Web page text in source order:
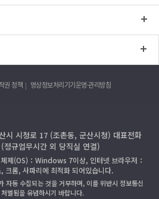
권 정책 영상정보처리기기운영·관리방침
시 시청로 17 (조촌동, 군산시청) 대표전화
규업무시간 외 당직실 연결)
제(OS)：Windows 7이상, 인터넷 브라우저：
크롬, 사파리에 최적화 되어있습니다.
자동 수집되는 것을 거부하며, 이를 위반시 정보통신
벌됨을 유념하시기 바랍니다.